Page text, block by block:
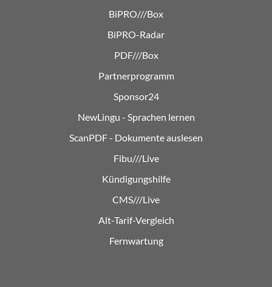
BiPRO///Box
BiPRO-Radar
PDF///Box
Partnerprogramm
Sponsor24
NewLingu - Sprachen lernen
ScanPDF - Dokumente auslesen
Fibu///Live
Kündigungshilfe
CMS///Live
Alt-Tarif-Vergleich
Fernwartung